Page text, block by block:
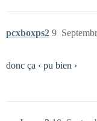
pcxboxps2 9
donc ça ‹ pu bien ›